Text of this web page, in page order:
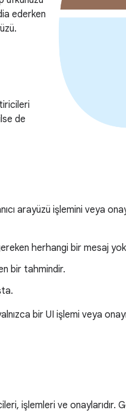
ederken
de
arayüzü işlemini veya
herhangi bir mesaj
bir tahmindir.
bir UI işlemi veya
işlemleri ve onaylarıdır.